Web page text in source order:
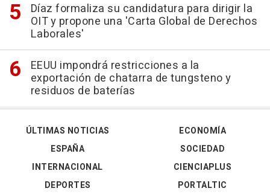
Díaz formaliza su candidatura para dirigir la
OIT y propone una 'Carta Global de Derechos
Laborales'
EEUU impondrá restricciones a la
exportación de chatarra de tungsteno y
residuos de baterías
ÚLTIMAS NOTICIAS
ESPAÑA
INTERNACIONAL
DEPORTES
ECONOMÍA
SOCIEDAD
CIENCIAPLUS
PORTALTIC